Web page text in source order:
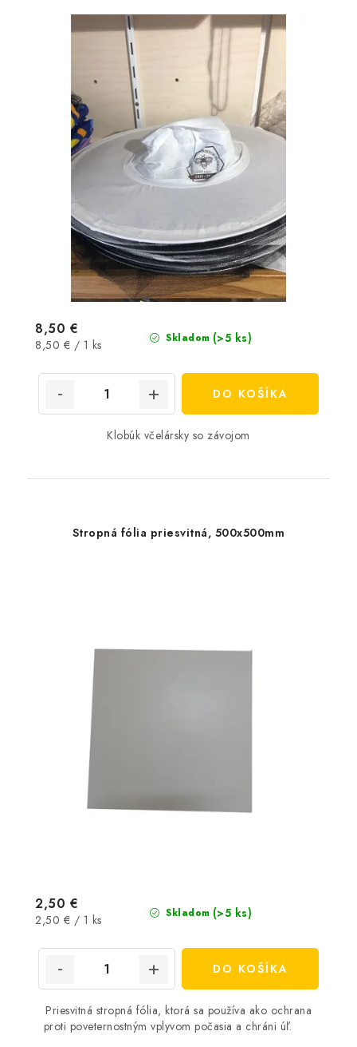
Skladom (>5 ks)
8,50 €
Jednotková
8,50 € / 1 ks
DO KOŠÍKA
Klobúk včelársky so závojom
Stropná fólia priesvitná, 500x500mm
Skladom (>5 ks)
2,50 €
Jednotková
2,50 € / 1 ks
DO KOŠÍKA
Priesvitná stropná fólia, ktorá sa používa ako ochrana
proti poveternostným vplyvom počasia a chráni úľ.